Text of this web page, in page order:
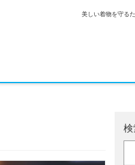
美しい着物を守る
検